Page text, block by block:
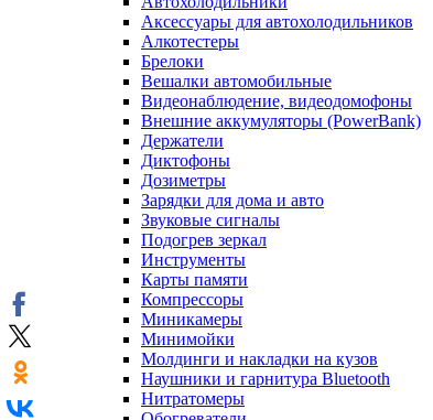
Аксессуары для автохолодильников
Алкотестеры
Брелоки
Вешалки автомобильные
Видеонаблюдение, видеодомофоны
Внешние аккумуляторы (PowerBank)
Держатели
Диктофоны
Дозиметры
Зарядки для дома и авто
Звуковые сигналы
Подогрев зеркал
Инструменты
Карты памяти
Компрессоры
Миникамеры
Минимойки
Молдинги и накладки на кузов
Наушники и гарнитура Bluetooth
Нитратомеры